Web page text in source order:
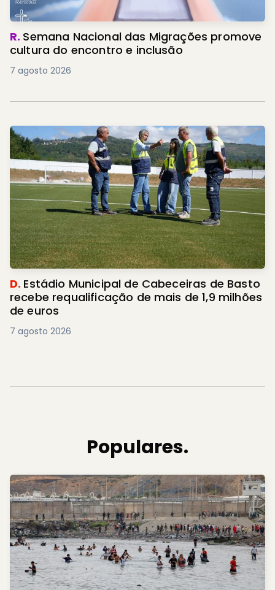
R. Semana Nacional das Migrações promove
cultura do encontro e inclusão
7 agosto 2026
D. Estádio Municipal de Cabeceiras de Basto
recebe requalificação de mais de 1,9 milhões
de euros
7 agosto 2026
Populares.